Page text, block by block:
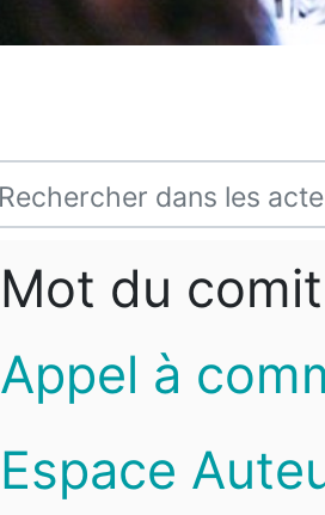
Mot du
Appel à
Espace